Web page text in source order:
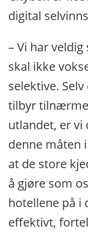
digital
– Vi har
skal ikke
selektive.
tilbyr
utlandet, er vi
denne måten
at de store
å gjøre som
hotellene på i
effektivt,